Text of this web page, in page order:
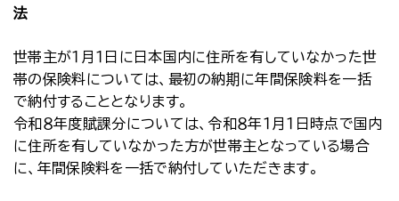
法
世帯主が１月１日に日本国内に住所を有していなかった世
帯の保険料については、最初の納期に年間保険料を一括
で納付することとなります。
令和８年度賦課分については、令和８年１月１日時点で国内
に住所を有していなかった方が世帯主となっている場合
に、年間保険料を一括で納付していただきます。